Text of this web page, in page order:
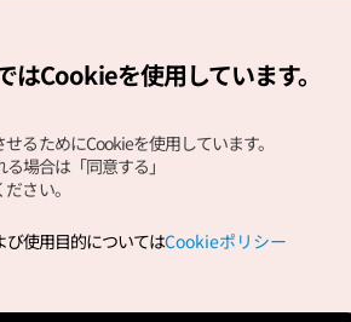
Organization All Rights
式メール
はCookieを使用しています。
るためにCookieを使用しています。
場合は「同意する」
さい。
使用目的についてはCookieポリシー